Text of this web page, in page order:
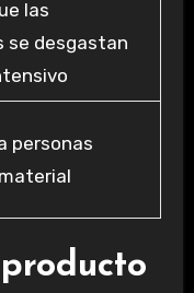
las
se desgastan
personas